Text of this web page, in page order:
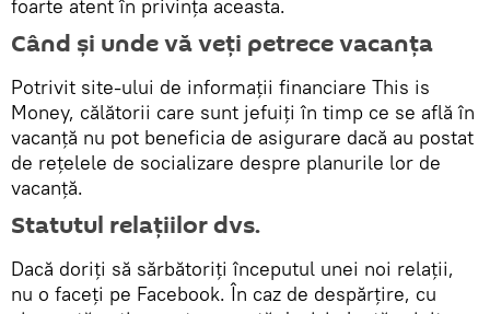
foarte atent în privința aceasta.
Când și unde vă veți petrece vacanța
Potrivit site-ului de informaţii financiare This is
Money, călătorii care sunt jefuiţi în timp ce se află în
vacanță nu pot beneficia de asigurare dacă au postat
de reţelele de socializare despre planurile lor de
vacanță.
Statutul relațiilor dvs.
Dacă doriți să sărbătoriți începutul unei noi relații,
nu o faceți pe Facebook. În caz de despărțire, cu